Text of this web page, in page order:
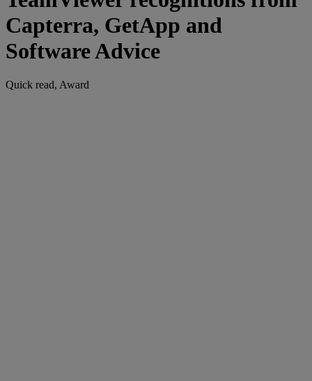
Capterra, GetApp and
Software Advice
Quick read, Award